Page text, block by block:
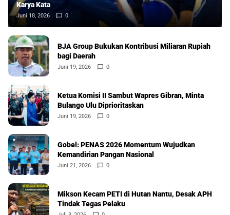
Karya Kata
Juni 18, 2026 0
BJA Group Bukukan Kontribusi Miliaran Rupiah
bagi Daerah
Juni 19, 2026 0
Ketua Komisi II Sambut Wapres Gibran, Minta
Bulango Ulu Diprioritaskan
Juni 19, 2026 0
Gobel: PENAS 2026 Momentum Wujudkan
Kemandirian Pangan Nasional
Juni 21, 2026 0
Mikson Kecam PETI di Hutan Nantu, Desak APH
Tindak Tegas Pelaku